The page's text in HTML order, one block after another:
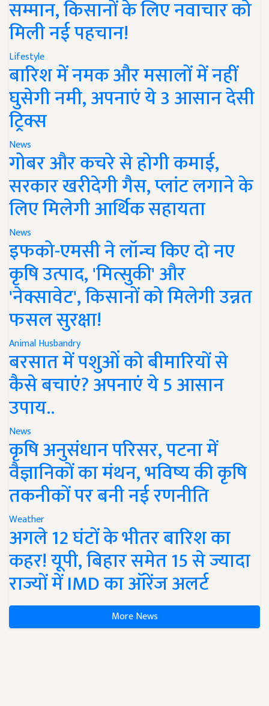
सम्मान, किसानों के लिए नवाचार को
मिली नई पहचान!
Lifestyle
बारिश में नमक और मसालों में नहीं
घुसेगी नमी, अपनाएं ये 3 आसान देसी
ट्रिक्स
News
गोबर और कचरे से होगी कमाई,
सरकार खरीदेगी गैस, प्लांट लगाने के
लिए मिलेगी आर्थिक सहायता
News
इफको-एमसी ने लॉन्च किए दो नए
कृषि उत्पाद, 'मित्सुकी' और
'नेक्सावेट', किसानों को मिलेगी उन्नत
फसल सुरक्षा!
Animal Husbandry
बरसात में पशुओं को बीमारियों से
कैसे बचाएं? अपनाएं ये 5 आसान
उपाय..
News
कृषि अनुसंधान परिसर, पटना में
वैज्ञानिकों का मंथन, भविष्य की कृषि
तकनीकों पर बनी नई रणनीति
Weather
अगले 12 घंटों के भीतर बारिश का
कहर! यूपी, बिहार समेत 15 से ज्यादा
राज्यों में IMD का ऑरेंज अलर्ट
More News